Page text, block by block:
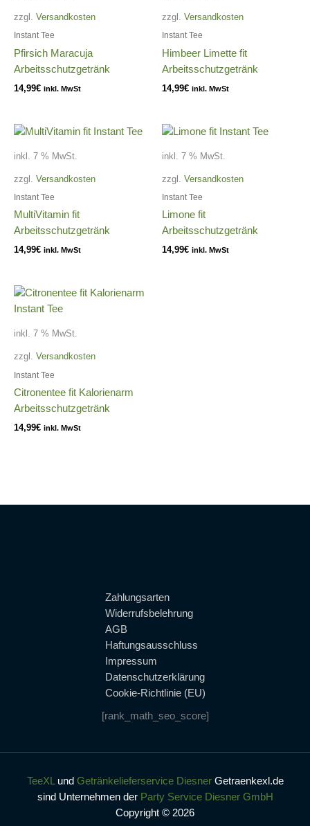
zzgl. Versandkosten
Instant Tee
Pfirsich Maracuja
Arbeitsschutzgetränk
14,99€ inkl. MwSt
zzgl. Versandkosten
Instant Tee
Himbeer Limette fit
Arbeitsschutzgetränk
14,99€ inkl. MwSt
inkl. 7 % MwSt.
zzgl. Versandkosten
Instant Tee
MultiVitamin fit
Arbeitsschutzgetränk
14,99€ inkl. MwSt
inkl. 7 % MwSt.
zzgl. Versandkosten
Instant Tee
Limone fit
Arbeitsschutzgetränk
14,99€ inkl. MwSt
inkl. 7 % MwSt.
zzgl. Versandkosten
Instant Tee
Citronentee fit Kalorienarm
Arbeitsschutzgetränk
14,99€ inkl. MwSt
Zahlungsarten
Widerrufsbelehrung
AGB
Haftungsausschluss
Impressum
Datenschutzerklärung
Cookie-Richtlinie (EU)
[rank_math_seo_score]
TeeXLund Getränkelieferservice DiesnerGetraenkexl.de
sind Unternehmen der Party Service Diesner GmbH
Copyright © 2026